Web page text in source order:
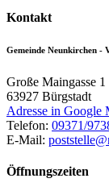
Kontakt
Gemeinde Neunkirchen -
Große Maingasse 1
63927 Bürgstadt
Adresse in Google
Telefon: 09371/
E-Mail:
Öffnungszeiten